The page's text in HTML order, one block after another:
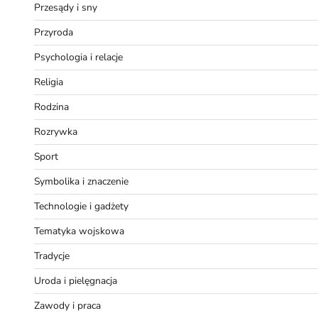
Przesądy i sny
Przyroda
Psychologia i relacje
Religia
Rodzina
Rozrywka
Sport
Symbolika i znaczenie
Technologie i gadżety
Tematyka wojskowa
Tradycje
Uroda i pielęgnacja
Zawody i praca